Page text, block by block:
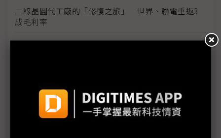
二線晶圓代工廠的「修復之旅」 世界、聯電重返3
成毛利率
CPU、DRAM缺貨嚴峻 義隆看PC市況需求2H26更辛
價延續2027年底
DRAM漲價衝擊終端 群光憑商用市場逆勢繳亮眼成